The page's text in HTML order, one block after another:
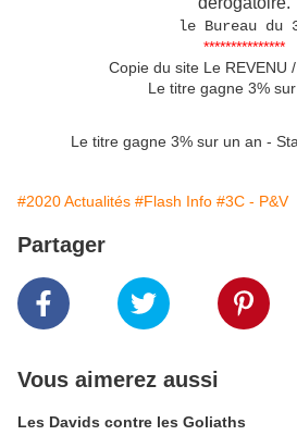
le Bureau du
***************
Copie du site Le REVENU
Le titre gagne 3%
Le titre gagne 3% sur un an -
#2020 Actualités #Flash Info #3C - P&V
Partager
Vous aimerez aussi
Les Davids contre les Goliaths